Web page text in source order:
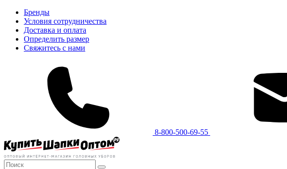
Бренды
Условия сотрудничества
Доставка и оплата
Определить размер
Свяжитесь с нами
8-800-500-69-55